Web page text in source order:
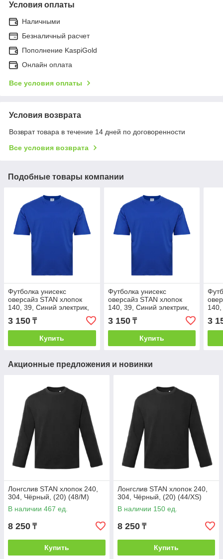
Условия оплаты
Наличными
Безналичный расчет
Пополнение KaspiGold
Онлайн оплата
Все условия оплаты
Условия возврата
Возврат товара в течение 14 дней по договоренности
Все условия возврата
Подобные товары компании
Футболка унисекс
оверсайз STAN хлопок
140, 39, Синий электрик,
(47) (44/XS)
3 150 ₸
Купить
Футболка унисекс
оверсайз STAN хлопок
140, 39, Синий электрик,
(47) (46/S)
3 150₸
Купить
140,
3
Акционные предложения и новинки
Лонгслив STAN хлопок 240,
304, Чёрный, (20) (48/M)
В наличии 467 ед.
8 250 ₸
Купить
Лонгслив STAN хлопок 240,
304, Чёрный, (20) (44/XS)
В наличии 150 ед.
8 250 ₸
Купить